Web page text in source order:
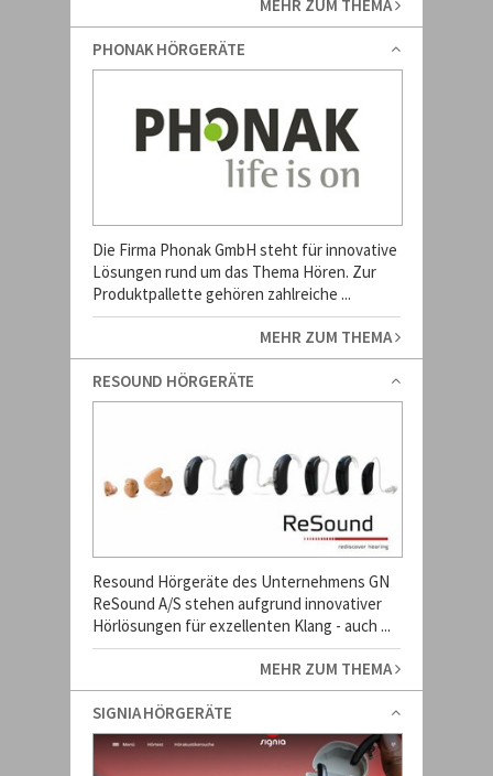
MEHR ZUM THEMA
PHONAK HÖRGERÄTE
Die Firma Phonak GmbH steht für innovative
Lösungen rund um das Thema Hören. Zur
Produktpallette gehören zahlreiche ...
MEHR ZUM THEMA
RESOUND HÖRGERÄTE
Resound Hörgeräte des Unternehmens GN
ReSound A/S stehen aufgrund innovativer
Hörlösungen für exzellenten Klang - auch ...
MEHR ZUM THEMA
SIGNIA HÖRGERÄTE